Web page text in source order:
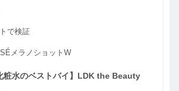
で検証
メラノショットW
粧水のベストバイ】LDK the Beauty